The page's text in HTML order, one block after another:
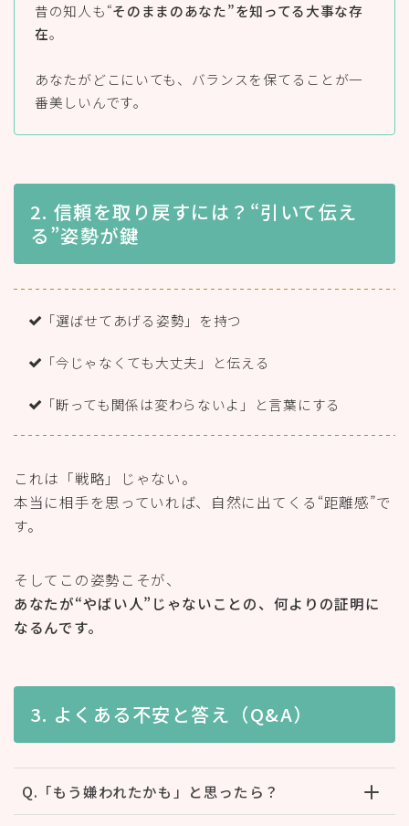
昔の知人も“そのままのあなた”を知ってる大事な存
在。
あなたがどこにいても、バランスを保てることが一
番美しいんです。
2. 信頼を取り戻すには？“引いて伝え
る”姿勢が鍵
「選ばせてあげる姿勢」を持つ
「今じゃなくても大丈夫」と伝える
「断っても関係は変わらないよ」と言葉にする
これは「戦略」じゃない。
本当に相手を思っていれば、自然に出てくる“距離感”で
す。
そしてこの姿勢こそが、
あなたが“やばい人”じゃないことの、何よりの証明に
なるんです。
3. よくある不安と答え（Q&A）
Q.「もう嫌われたかも」と思ったら？